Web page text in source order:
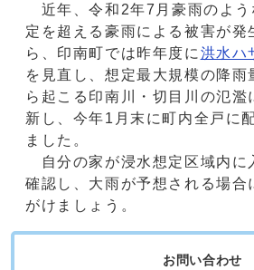
近年、令和2年7月豪雨のよう
定を超える豪雨による被害が発
ら、印南町では昨年度に 洪水ハ
を見直し、想定最大規模の降
ら起こる印南川・切目川の氾濫
新し、今年1月末に町内全戸に
ました。
自分の家が浸水想定区域内に
確認し、大雨が予想される場合
がけましょう。
お問い合わせ